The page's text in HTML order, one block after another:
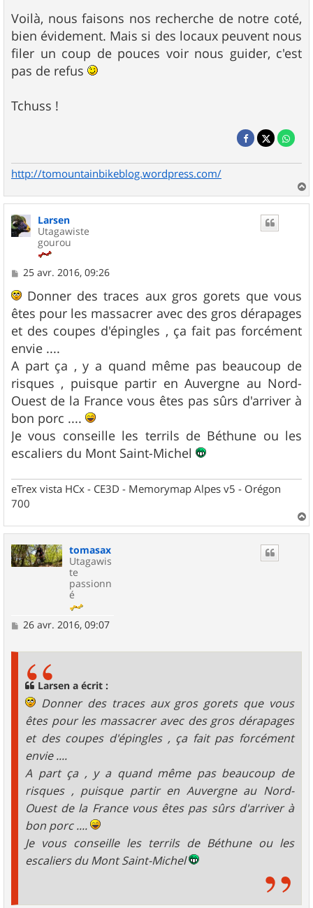
Voilà, nous faisons nos recherche de notre coté,
bien évidement. Mais si des locaux peuvent nous
filer un coup de pouces voir nous guider, c'est
pas de refus
Tchuss !
http://tomountainbikeblog.wordpress.com/
a
u
Larsen
Utagawiste
gourou
M
s
a
g
e
25 avr. 2016, 09:26
Donner des traces aux gros gorets que vous
êtes pour les massacrer avec des gros dérapages
et des coupes d'épingles , ça fait pas forcément
envie ....
A part ça , y a quand même pas beaucoup de
risques , puisque partir en Auvergne au Nord-
Ouest de la France vous êtes pas sûrs d'arriver à
bon porc ....
Je vous conseille les terrils de Béthune ou les
escaliers du Mont Saint-Michel
eTrex vista HCx - CE3D - Memorymap Alpes v5 - Orégon
700
a
tomasax
Utagawis
te
passionn
é
M
26 avr. 2016, 09:07
Larsen a écrit :
Donner des traces aux gros gorets que vous
êtes pour les massacrer avec des gros dérapages
et des coupes d'épingles , ça fait pas forcément
envie ....
A part ça , y a quand même pas beaucoup de
risques , puisque partir en Auvergne au Nord-
Ouest de la France vous êtes pas sûrs d'arriver à
bon porc ....
Je vous conseille les terrils de Béthune ou les
escaliers du Mont Saint-Michel